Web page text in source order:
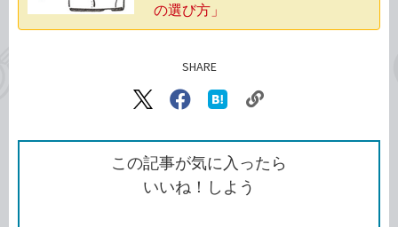
の選び方」
SHARE
X（旧
で
シ
ェ
ア
Facebook
シ
ェ
ア
な
ブ
ッ
ク
ク
を
コ
この記事が気に入ったら
いいね！しよう